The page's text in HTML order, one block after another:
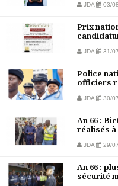
JDA 03/
Prix
JDA 31/
Police
officiers
JDA 30/
An 66 :
réalisés à
JDA 29/
An 66 :
sécurité